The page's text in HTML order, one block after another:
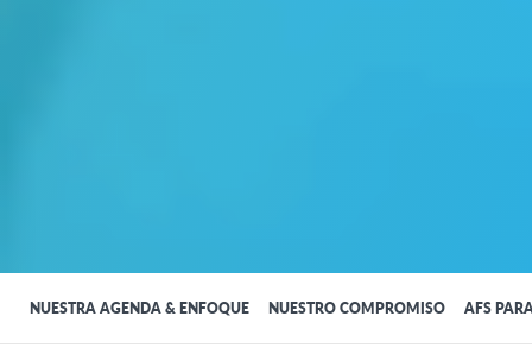
NUESTRA AGENDA & ENFOQUE NUESTRO COMPROMISO AFS